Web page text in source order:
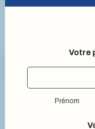
Votre
Prénom